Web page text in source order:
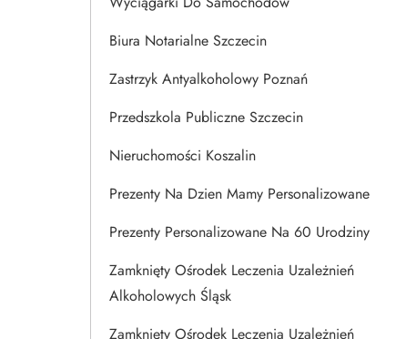
Biura Notarialne Szczecin
Zastrzyk Antyalkoholowy Poznań
Przedszkola Publiczne Szczecin
Nieruchomości Koszalin
Prezenty Na Dzien Mamy Personalizowane
Prezenty Personalizowane Na 60 Urodziny
Zamknięty Ośrodek Leczenia Uzależnień
Alkoholowych Śląsk
Zamknięty Ośrodek Leczenia Uzależnień